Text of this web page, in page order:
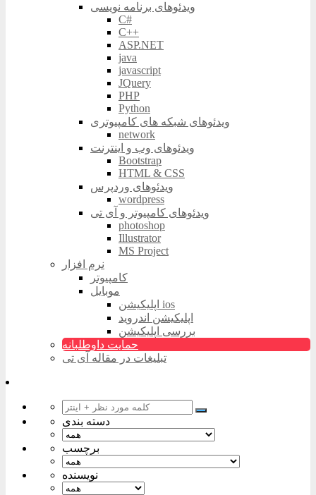
ویدئوهای برنامه نویسی
C#
C++
ASP.NET
java
javascript
JQuery
PHP
Python
ویدئوهای شبکه های کامپیوتری
network
ویدئوهای وب و اینترنت
Bootstrap
HTML & CSS
ویدئوهای وردپرس
wordpress
ویدئوهای کامپیوتر و آی تی
photoshop
Illustrator
MS Project
نرم افزار
کامپیوتر
موبایل
اپلیکیشن ios
اپلیکیشن اندروید
بررسی اپلیکیشن
حمایت داوطلبانه
تبلیغات در مقاله آی تی
دسته بندی
برچسب
نویسنده